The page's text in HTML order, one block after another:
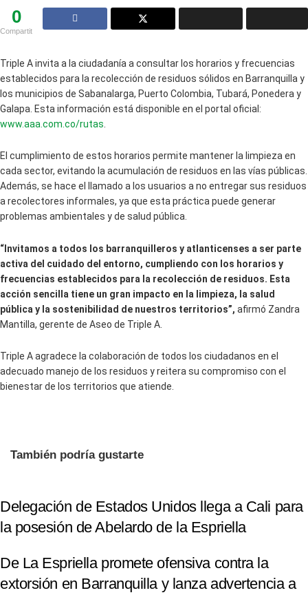
0
Compartit
Triple A invita a la ciudadanía a consultar los horarios y frecuencias
establecidos para la recolección de residuos sólidos en Barranquilla y
los municipios de Sabanalarga, Puerto Colombia, Tubará, Ponedera y
Galapa. Esta información está disponible en el portal oficial:
www.aaa.com.co/rutas
El cumplimiento de estos horarios permite mantener la limpieza en
cada sector, evitando la acumulación de residuos en las vías públicas.
Además, se hace el llamado a los usuarios a no entregar sus residuos
a recolectores informales, ya que esta práctica puede generar
problemas ambientales y de salud pública.​
“Invitamos a todos los barranquilleros y atlanticenses a ser parte
activa del cuidado del entorno, cumpliendo con los horarios y
frecuencias establecidos para la recolección de residuos. Esta
acción sencilla tiene un gran impacto en la limpieza, la salud
pública y la sostenibilidad de nuestros territorios”, afirmó Zandra
Mantilla, gerente de Aseo de Triple A.
Triple A agradece la colaboración de todos los ciudadanos en el
adecuado manejo de los residuos y reitera su compromiso con el
bienestar de los territorios que atiende.
También podría gustarte
Delegación de Estados Unidos llega a Cali para
la posesión de Abelardo de la Espriella
De La Espriella promete ofensiva contra la
extorsión en Barranquilla y lanza advertencia a